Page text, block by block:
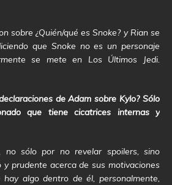
sobre ¿Quién/qué es Snoke? y Rian se
que Snoke no es un personaje
se mete en Los Últimos Jedi.
de Adam sobre Kylo? Sólo
que tiene cicatrices internas y
no sólo por no revelar spoilers, sino
prudente acerca de sus motivaciones
algo dentro de él, personalmente,